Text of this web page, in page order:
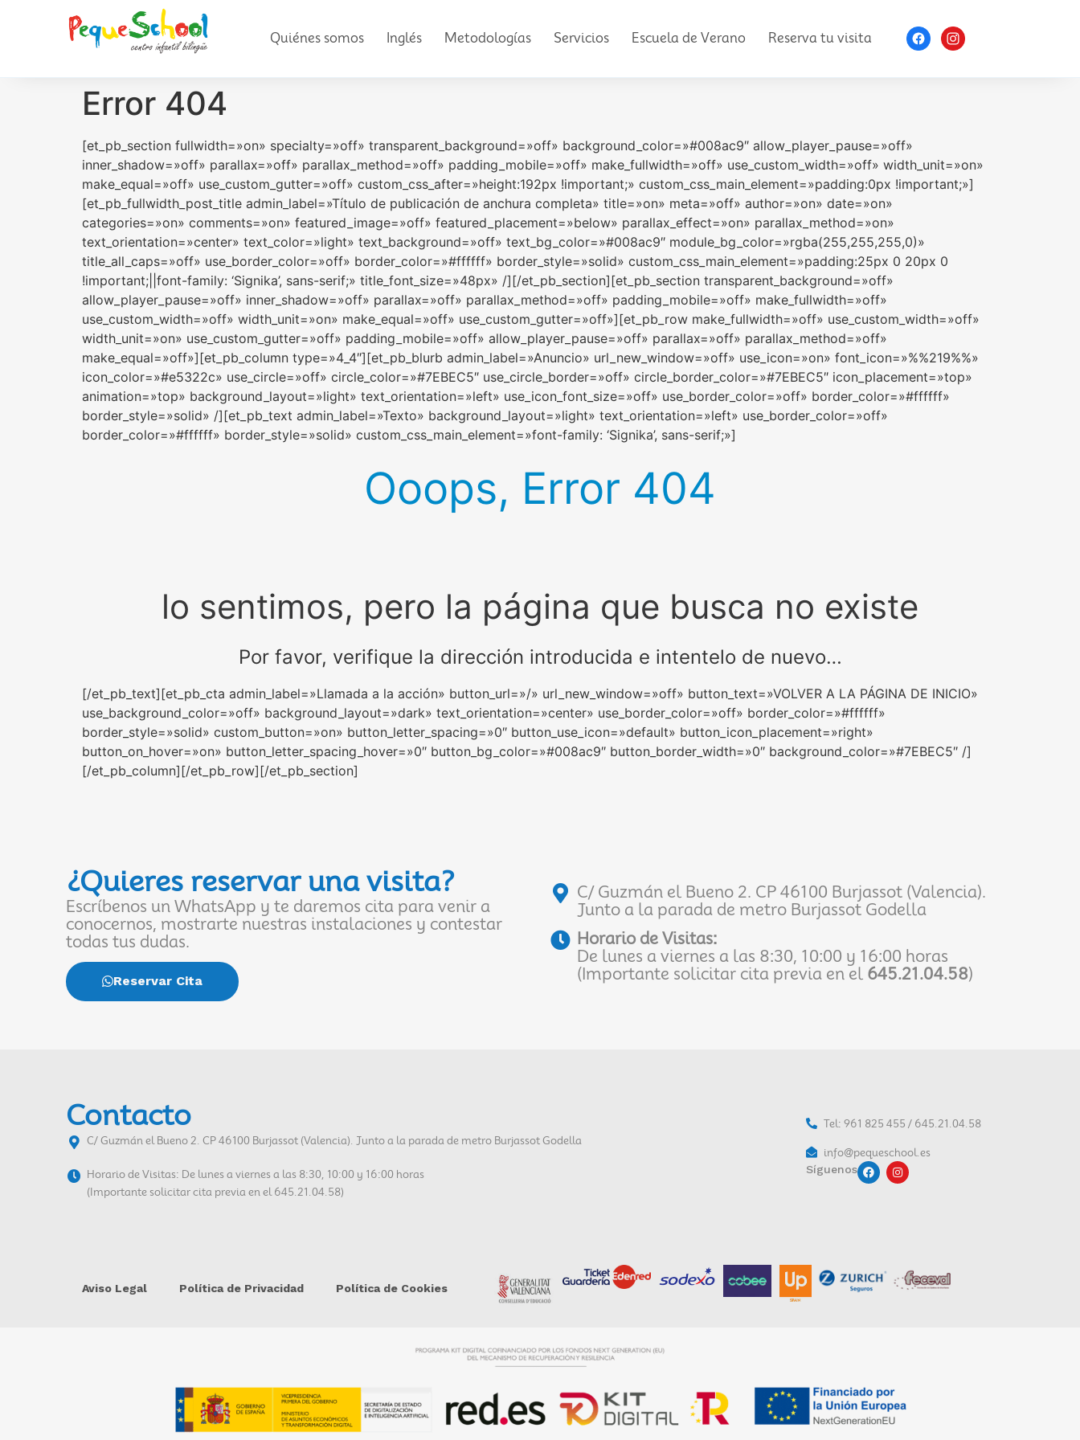
Quiénes somos Inglés Metodologías Servicios Escuela de Verano Reserva tu visita
Error 404
[et_pb_section fullwidth=»on» specialty=»off» transparent_background=»off» background_color=»#008ac9″ allow_player_pause=»off»
inner_shadow=»off» parallax=»off» parallax_method=»off» padding_mobile=»off» make_fullwidth=»off» use_custom_width=»off» width_unit=»on»
make_equal=»off» use_custom_gutter=»off» custom_css_after=»height:192px !important;» custom_css_main_element=»padding:0px !important;»]
[et_pb_fullwidth_post_title admin_label=»Título de publicación de anchura completa» title=»on» meta=»off» author=»on» date=»on»
categories=»on» comments=»on» featured_image=»off» featured_placement=»below» parallax_effect=»on» parallax_method=»on»
text_orientation=»center» text_color=»light» text_background=»off» text_bg_color=»#008ac9″ module_bg_color=»rgba(255,255,255,0)»
title_all_caps=»off» use_border_color=»off» border_color=»#ffffff» border_style=»solid» custom_css_main_element=»padding:25px 0 20px 0
!important;||font-family: ‘Signika’, sans-serif;» title_font_size=»48px» /][/et_pb_section][et_pb_section transparent_background=»off»
allow_player_pause=»off» inner_shadow=»off» parallax=»off» parallax_method=»off» padding_mobile=»off» make_fullwidth=»off»
use_custom_width=»off» width_unit=»on» make_equal=»off» use_custom_gutter=»off»][et_pb_row make_fullwidth=»off» use_custom_width=»off»
width_unit=»on» use_custom_gutter=»off» padding_mobile=»off» allow_player_pause=»off» parallax=»off» parallax_method=»off»
make_equal=»off»][et_pb_column type=»4_4″][et_pb_blurb admin_label=»Anuncio» url_new_window=»off» use_icon=»on» font_icon=»%%219%%»
icon_color=»#e5322c» use_circle=»off» circle_color=»#7EBEC5″ use_circle_border=»off» circle_border_color=»#7EBEC5″ icon_placement=»top»
animation=»top» background_layout=»light» text_orientation=»left» use_icon_font_size=»off» use_border_color=»off» border_color=»#ffffff»
border_style=»solid» /][et_pb_text admin_label=»Texto» background_layout=»light» text_orientation=»left» use_border_color=»off»
border_color=»#ffffff» border_style=»solid» custom_css_main_element=»font-family: ‘Signika’, sans-serif;»]
Ooops, Error 404
lo sentimos, pero la página que busca no existe
Por favor, verifique la dirección introducida e intentelo de nuevo…
[/et_pb_text][et_pb_cta admin_label=»Llamada a la acción» button_url=»/» url_new_window=»off» button_text=»VOLVER A LA PÁGINA DE INICIO»
use_background_color=»off» background_layout=»dark» text_orientation=»center» use_border_color=»off» border_color=»#ffffff»
border_style=»solid» custom_button=»on» button_letter_spacing=»0″ button_use_icon=»default» button_icon_placement=»right»
button_on_hover=»on» button_letter_spacing_hover=»0″ button_bg_color=»#008ac9″ button_border_width=»0″ background_color=»#7EBEC5″ /]
[/et_pb_column][/et_pb_row][/et_pb_section]
¿Quieres reservar una visita?
Escríbenos un WhatsApp y te daremos cita para venir a
conocernos, mostrarte nuestras instalaciones y contestar
todas tus dudas.
Reservar Cita
C/ Guzmán el Bueno 2. CP 46100 Burjassot (Valencia).
Junto a la parada de metro Burjassot Godella
Horario de Visitas:
De lunes a viernes a las 8:30, 10:00 y 16:00 horas
(Importante solicitar cita previa en el 645.21.04.58)
Contacto
C/ Guzmán el Bueno 2. CP 46100 Burjassot (Valencia). Junto a la parada de metro Burjassot Godella
Horario de Visitas: De lunes a viernes a las 8:30, 10:00 y 16:00 horas
(Importante solicitar cita previa en el 645.21.04.58)
Tel: 961 825 455 / 645.21.04.58
info@pequeschool.es
Síguenos
Aviso Legal Política de Privacidad Política de Cookies